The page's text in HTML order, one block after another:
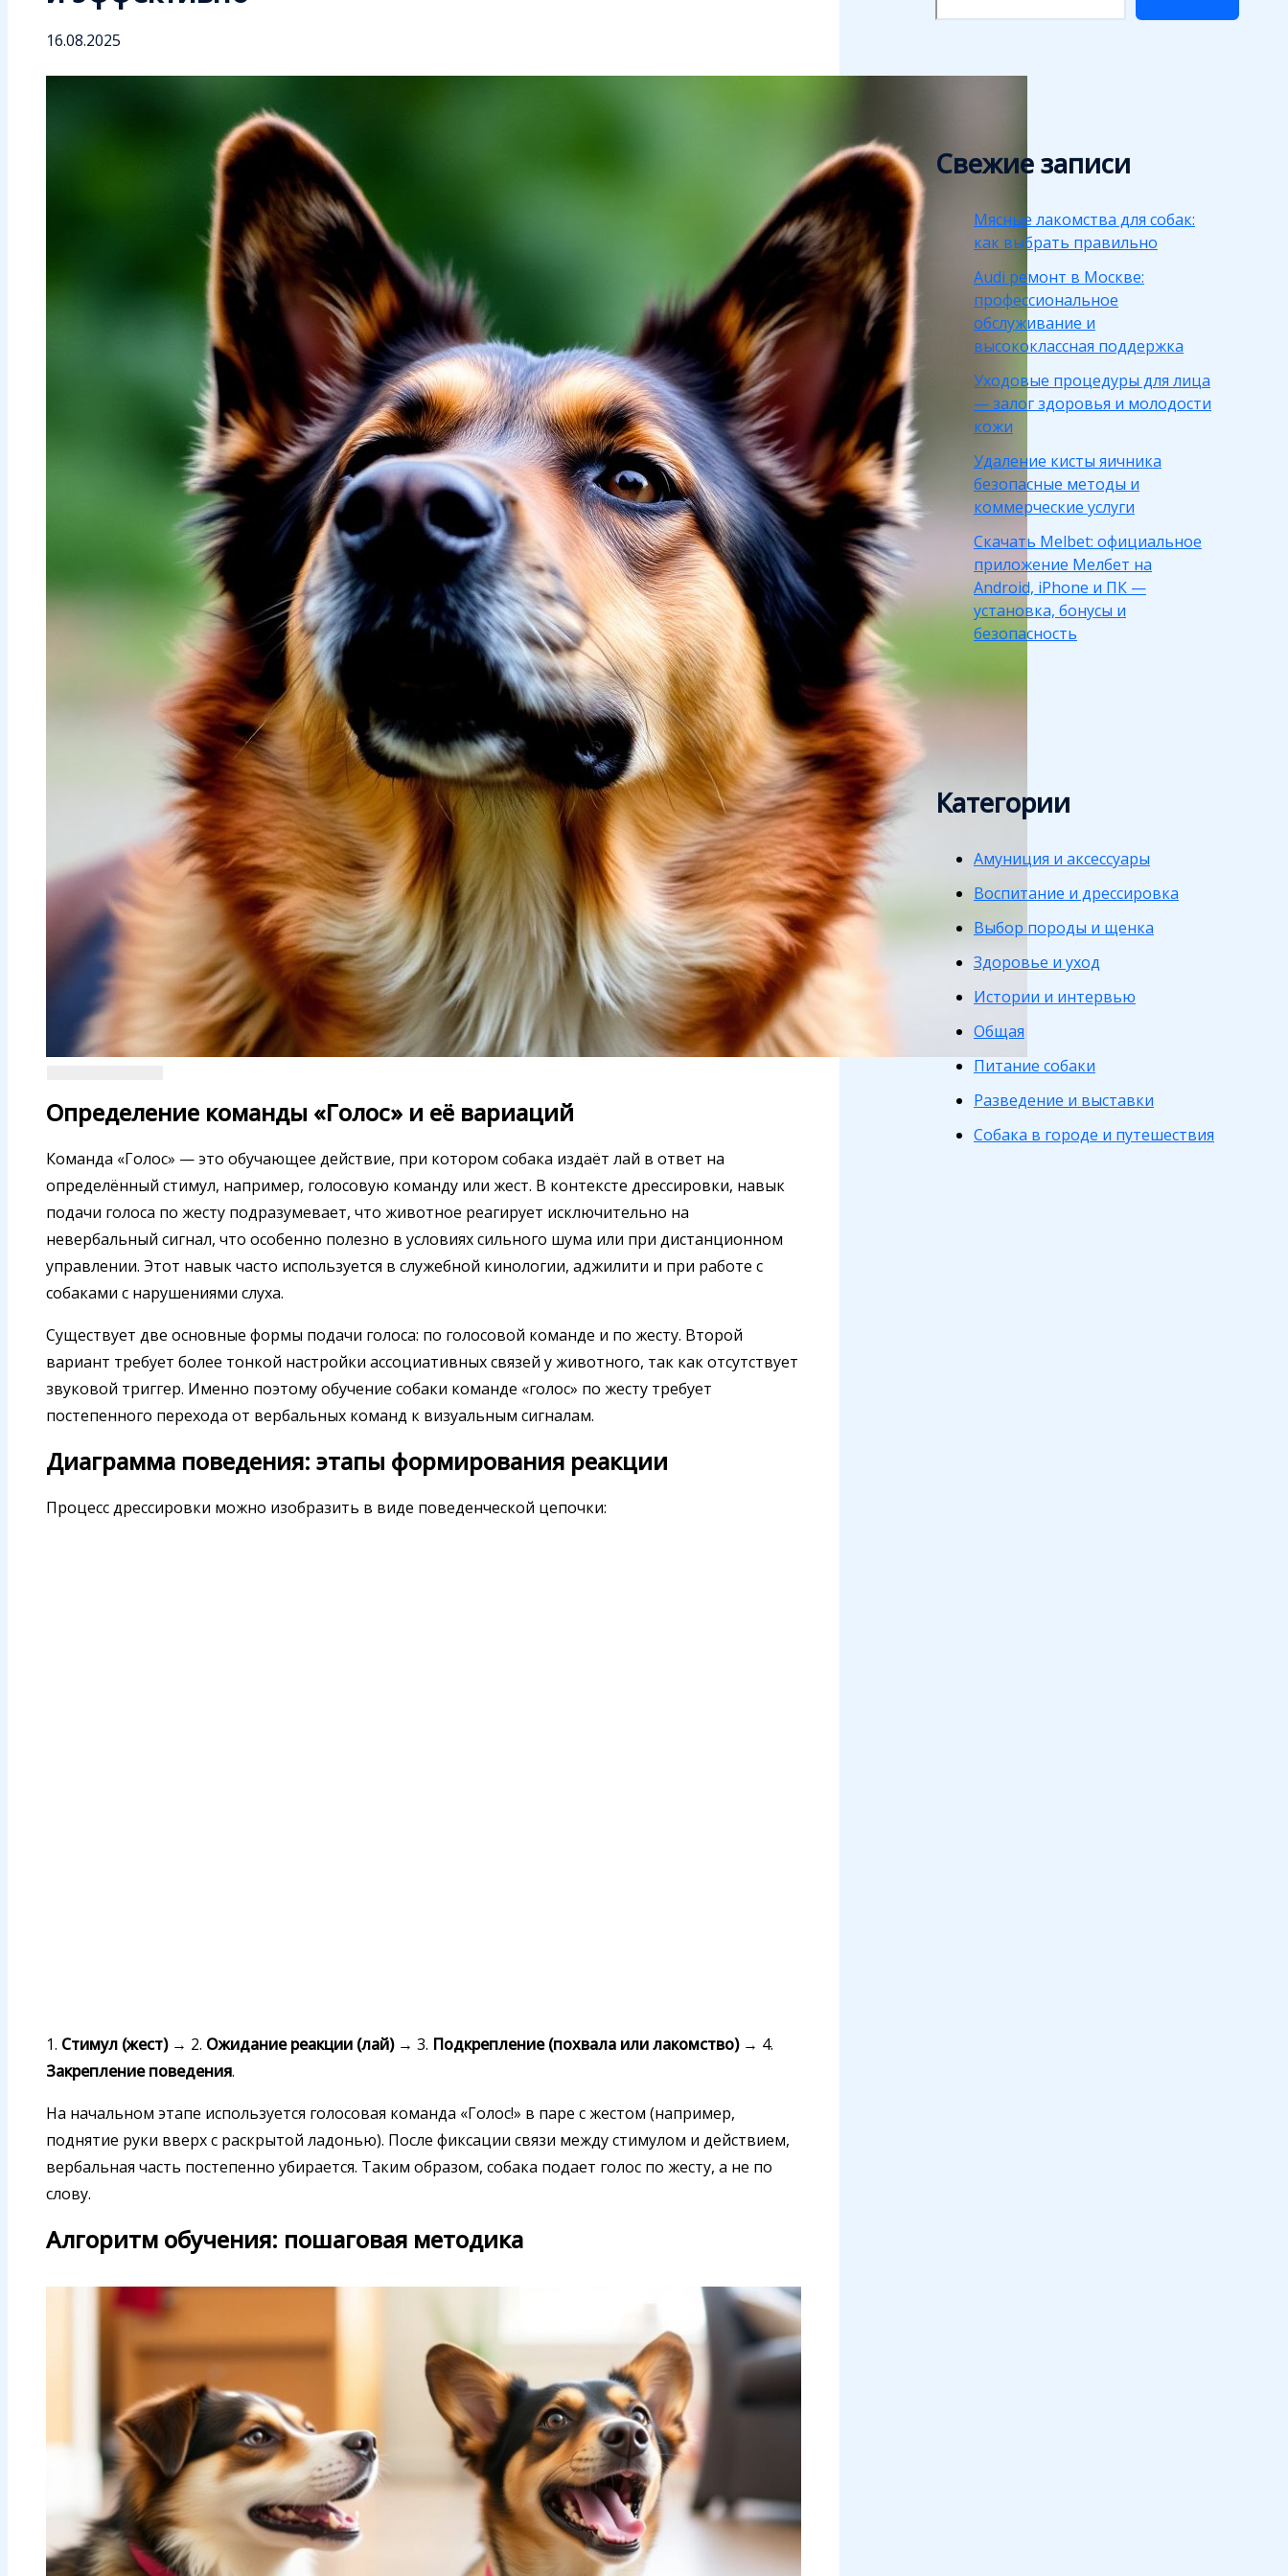
16.08.2025
Определение команды «Голос» и её вариаций
Команда «Голос» — это обучающее действие, при котором собака издаёт лай в ответ на
определённый стимул, например, голосовую команду или жест. В контексте дрессировки, навык
подачи голоса по жесту подразумевает, что животное реагирует исключительно на
невербальный сигнал, что особенно полезно в условиях сильного шума или при дистанционном
управлении. Этот навык часто используется в служебной кинологии, аджилити и при работе с
собаками с нарушениями слуха.
Существует две основные формы подачи голоса: по голосовой команде и по жесту. Второй
вариант требует более тонкой настройки ассоциативных связей у животного, так как отсутствует
звуковой триггер. Именно поэтому обучение собаки команде «голос» по жесту требует
постепенного перехода от вербальных команд к визуальным сигналам.
Диаграмма поведения: этапы формирования реакции
Процесс дрессировки можно изобразить в виде поведенческой цепочки:
1. Стимул (жест)→ 2. Ожидание реакции (лай)→ 3. Подкрепление (похвала или лакомство)→ 4.
Закрепление поведения.
На начальном этапе используется голосовая команда «Голос!» в паре с жестом (например,
поднятие руки вверх с раскрытой ладонью). После фиксации связи между стимулом и действием,
вербальная часть постепенно убирается. Таким образом, собака подает голос по жесту, а не по
слову.
Алгоритм обучения: пошаговая методика
Свежие записи
Мясные лакомства для собак:
как выбрать правильно
Audi ремонт в Москве:
профессиональное
обслуживание и
высококлассная поддержка
Уходовые процедуры для лица
— залог здоровья и молодости
кожи
Удаление кисты яичника
безопасные методы и
коммерческие услуги
Скачать Melbet: официальное
приложение Мелбет на
Android, iPhone и ПК —
установка, бонусы и
безопасность
Категории
Амуниция и аксессуары
Воспитание и дрессировка
Выбор породы и щенка
Здоровье и уход
Истории и интервью
Общая
Питание собаки
Разведение и выставки
Собака в городе и путешествия